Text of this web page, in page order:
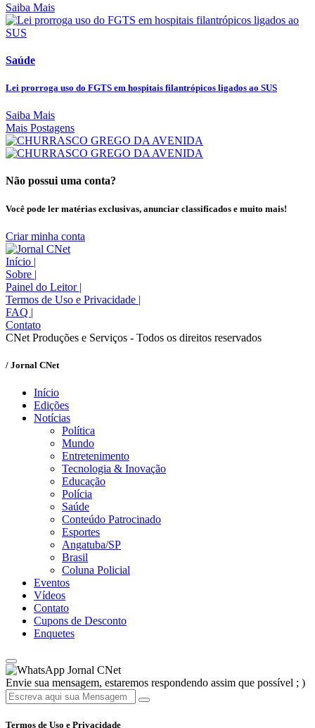
Saiba Mais
Saúde
Lei prorroga uso do FGTS em hospitais filantrópicos ligados ao SUS
Saiba Mais
Mais Postagens
Não possui uma conta?
Você pode ler matérias exclusivas, anunciar classificados e muito mais!
Criar minha conta
Início |
Sobre |
Painel do Leitor |
Termos de Uso e Privacidade |
FAQ |
Contato
CNet Produções e Serviços - Todos os direitos reservados
/ Jornal CNet
Início
Edições
Notícias
Política
Mundo
Entretenimento
Tecnologia & Inovação
Educação
Polícia
Saúde
Conteúdo Patrocinado
Esportes
Angatuba/SP
Brasil
Coluna Policial
Eventos
Vídeos
Contato
Cupons de Desconto
Enquetes
Jornal CNet
Envie sua mensagem, estaremos respondendo assim que possível ; )
Termos de Uso e Privacidade